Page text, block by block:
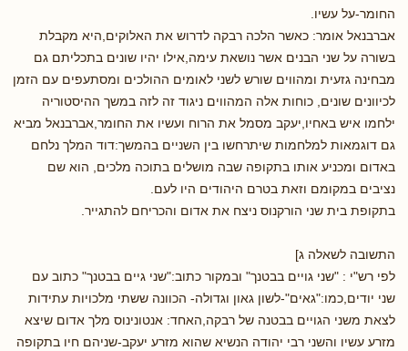
החומר-על עשיו.
אברבנאל אומר: כאשר הלכה רבקה לדרוש את האלוקים,היא מקבלת
בשורה על שני הבנים אשר נושאת עימה,אילו יהיו שונים בתכליתם גם
מבחינה גזעית ומהווים שורש לשני לאומים ההולכים ומסתעפים עם הזמן
לכיוונים שונים, כוחות אלה המהווים ניגוד זה לזה במשך ההיסטוריה
ילחמו איש באחיו,יעקב מסמל את הרוח ועשיו את החומר,אברבנאל מביא
גם דוגמאות למלחמות שיתרחשו בין השניים בהמשך:דוד המלך נלחם
באדום ומכניע אותו בתקופה שבה מושלים בתוכה מלכים, הוא שם
נציבים במקומם וזאת בטרם היהודים היו לעם.
בתקופת בית שני הורקנוס ניצח את אדום והכריחם להתגייר.
התשובה לשאלה ג]
לפי רש"י : "שני גויים בבטנך" ובמקור כתוב:"שני גיים בבטנך" כתוב עם
שני יודים,כמו:"גאים"-לשון גאון וגדולה- הכוונה ששתי מלכויות עתידות
לצאת משני הגויים בבטנה של רבקה,האחד: אנטונינוס מלך אדום שיצא
מזרע עשיו והשני רבי יהודה הנשיא שהוא מזרע יעקב-שניהם חיו בתקופה